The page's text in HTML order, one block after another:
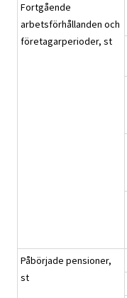
Fortgående
arbetsförhållanden och
företagarperioder, st
Påbörjade pensioner,
st